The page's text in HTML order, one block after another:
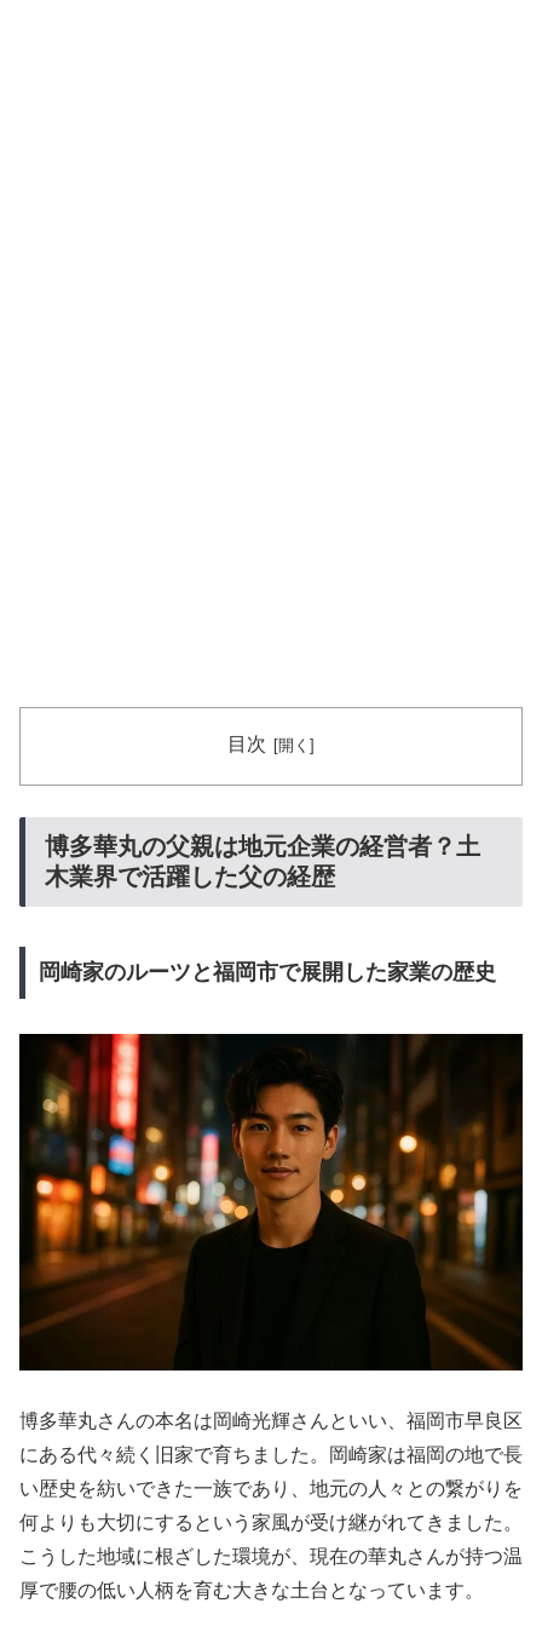
目次
博多華丸の父親は地元企業の経営者？土
木業界で活躍した父の経歴
岡崎家のルーツと福岡市で展開した家業の歴史
博多華丸さんの本名は岡崎光輝さんといい、福岡市早良区
にある代々続く旧家で育ちました。岡崎家は福岡の地で長
い歴史を紡いできた一族であり、地元の人々との繋がりを
何よりも大切にするという家風が受け継がれてきました。
こうした地域に根ざした環境が、現在の華丸さんが持つ温
厚で腰の低い人柄を育む大きな土台となっています。